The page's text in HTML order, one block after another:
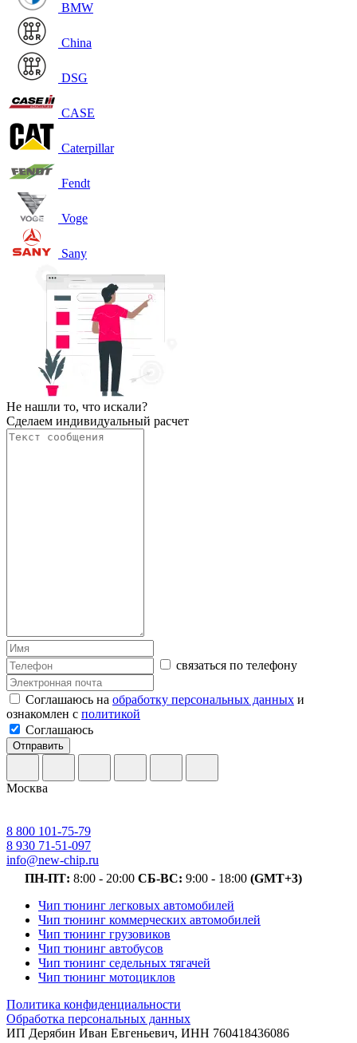
BMW
China
DSG
CASE
Caterpillar
Fendt
Voge
Sany
Не нашли то, что искали?
Сделаем индивидуальный расчет
связаться по телефону
Соглашаюсь на обработку персональных данных и
ознакомлен с политикой
Соглашаюсь
Отправить
Москва
8 800 101-75-79
8 930 71-51-097
info@new-chip.ru
ПН-ПТ: 8:00 - 20:00 СБ-ВС: 9:00 - 18:00 (GMT+3)
Чип тюнинг легковых автомобилей
Чип тюнинг коммерческих автомобилей
Чип тюнинг грузовиков
Чип тюнинг автобусов
Чип тюнинг седельных тягачей
Чип тюнинг мотоциклов
Политика конфиденциальности
Обработка персональных данных
ИП Дерябин Иван Евгеньевич, ИНН 760418436086